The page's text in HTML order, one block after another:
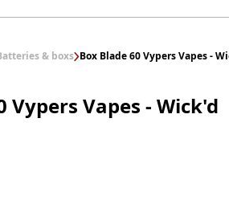
& boxs Box Blade 60 Vypers Vapes -
Vypers Vapes - Wick'd